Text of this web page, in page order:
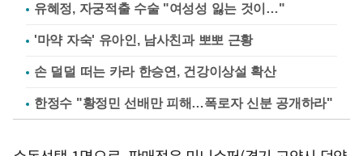
유혜정, 자궁적출 수술 "여성성 잃는 것이…"
'마약 자숙' 유아인, 남사친과 뽀뽀 근황
손 덜덜 떠는 카라 한승연, 건강이상설 확산
한정수 "황정민 선배만 피해…폭로자 신분 공개하라"